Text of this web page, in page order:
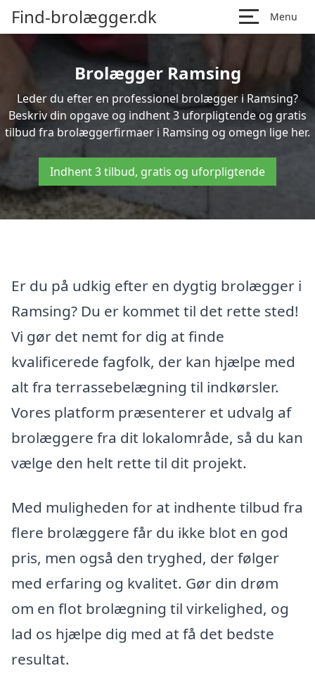
Find-brolægger.dk Menu
Brolægger Ramsing
Leder du efter en professionel brolægger i Ramsing?
Beskriv din opgave og indhent 3 uforpligtende og gratis
tilbud fra brolæggerfirmaer i Ramsing og omegn lige her.
Indhent 3 tilbud, gratis og uforpligtende
Er du på udkig efter en dygtig brolægger i
Ramsing? Du er kommet til det rette sted!
Vi gør det nemt for dig at finde
kvalificerede fagfolk, der kan hjælpe med
alt fra terrassebelægning til indkørsler.
Vores platform præsenterer et udvalg af
brolæggere fra dit lokalområde, så du kan
vælge den helt rette til dit projekt.
Med muligheden for at indhente tilbud fra
flere brolæggere får du ikke blot en god
pris, men også den tryghed, der følger
med erfaring og kvalitet. Gør din drøm
om en flot brolægning til virkelighed, og
lad os hjælpe dig med at få det bedste
resultat.